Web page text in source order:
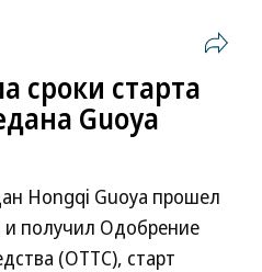
сроки старта
Guoya
Hongqi Guoya прошел
и получил Одобрение
(ОТТС), старт